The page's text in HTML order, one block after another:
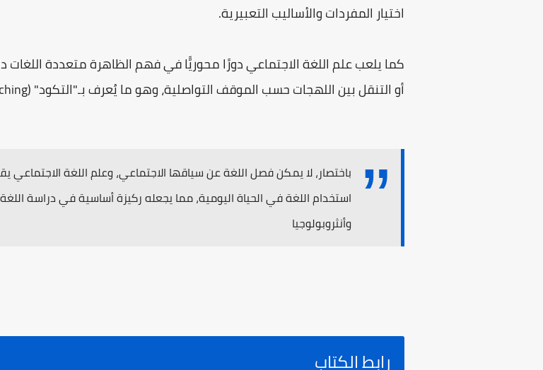
اختيار المفردات والأساليب التعبيرية.
كما يلعب علم اللغة الاجتماعي دورًا محوريًّا في فهم الظاهرة متعددة اللغات
أو التنقل بين اللهجات حسب الموقف التواصلية، وهو ما يُعرف بـ"التكود" (Code-switching).
باختصار، لا يمكن فصل اللغة عن سياقها الاجتماعي، وعلم اللغة الاجتماعي
استخدام اللغة في الحياة اليومية، مما يجعله ركيزة أساسية في دراسة اللغة
وأنثروبولوجيا
رابط الكتاب